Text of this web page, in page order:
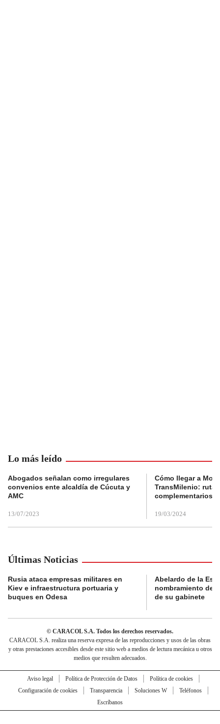
Lo más leído
Abogados señalan como irregulares
convenios ente alcaldía de Cúcuta y
AMC
13/07/2023
Cómo llegar a
TransMilenio:
complementarios
19/03/2024
Últimas Noticias
Rusia ataca empresas militares en
Kiev e infraestructura portuaria y
buques en Odesa
Abelardo de la
nombramiento de
de su gabinete
© CARACOL S.A. Todos los derechos reservados.
CARACOL S.A. realiza una reserva expresa de las reproducciones y usos de las obras
y otras prestaciones accesibles desde este sitio web a medios de lectura mecánica u otros
medios que resulten adecuados.
Aviso legal Política de Protección de Datos
Política de cookies
Configuración de cookies
Transparencia Soluciones W
Teléfonos
Escríbanos